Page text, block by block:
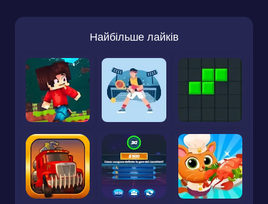
Найбільше лайків